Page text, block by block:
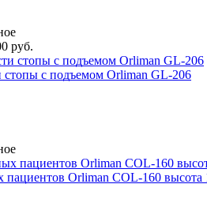
руб.
стопы с подъемом Orliman GL-206
пациентов Orliman COL-160 высота